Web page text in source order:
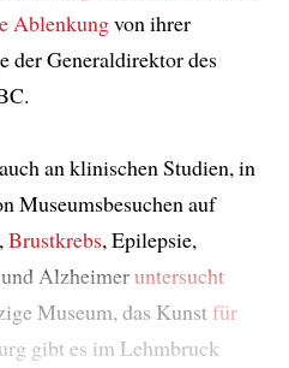
Ablenkungvon ihrer
der Generaldirektor des
an klinischen Studien, in
Museumsbesuchen auf
Brustkrebs, Epilepsie,
Alzheimeruntersucht
Museum, das Kunstfür
gibt es im Lehmbruck